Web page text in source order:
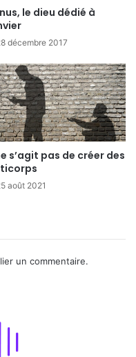
le dieu dédié à
décembre 2017
s’agit pas de créer des
août 2021
un commentaire.